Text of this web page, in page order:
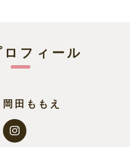
フィール
岡田ももえ